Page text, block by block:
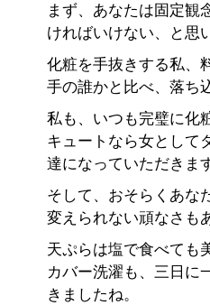
まず、あなたは固定観
ければいけない、と思
化粧を手抜きする私、
手の誰かと比べ、落ち
私も、いつも完璧に化
キュートなら女として
達になっていただきま
そして、おそらくあな
変えられない頑なさも
天ぷらは塩で食べても
カバー洗濯も、三日に
きましたね。